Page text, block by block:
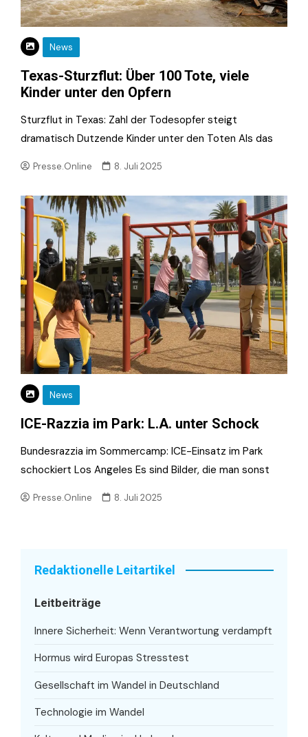
News
Texas-Sturzflut: Über 100 Tote, viele
Kinder unter den Opfern
Sturzflut in Texas: Zahl der Todesopfer steigt
dramatisch Dutzende Kinder unter den Toten Als das
Presse.Online 8. Juli 2025
News
ICE-Razzia im Park: L.A. unter Schock
Bundesrazzia im Sommercamp: ICE-Einsatz im Park
schockiert Los Angeles Es sind Bilder, die man sonst
Presse.Online 8. Juli 2025
Redaktionelle Leitartikel
Leitbeiträge
Innere Sicherheit: Wenn Verantwortung verdampft
Hormus wird Europas Stresstest
Gesellschaft im Wandel in Deutschland
Technologie im Wandel